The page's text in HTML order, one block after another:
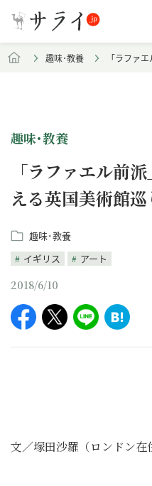
趣味･教養 「ラファ
趣味･教養
「ラファエル前
える英国美術館巡
趣味･教養
イギリス
アート
2018/6/10
文／塚田沙羅（ロンドン在